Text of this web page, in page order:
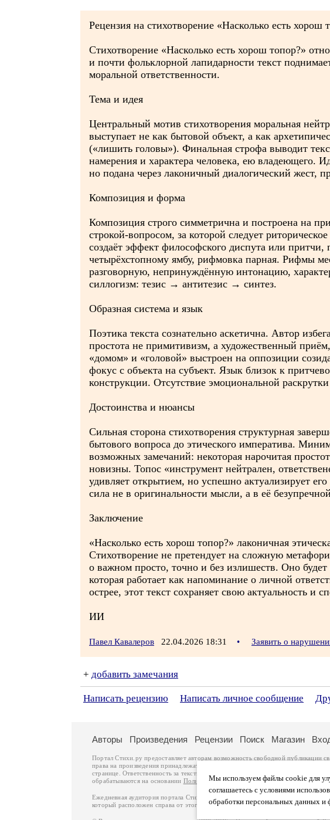
Рецензия на стихотворение «Насколько есть хорош
Стихотворение «Насколько есть хорош топор?»
и почти фольклорной лапидарности текст
моральной ответственности.
Тема и идея
Центральный мотив стихотворения моральная
выступает не как бытовой объект, а как
(«лишить головы»). Финальная строфа выводит
намерения и характера человека, ею владеющего.
но подана через лаконичный диалогический
Композиция и форма
Композиция строго симметрична и построена на
строкой-вопросом, за которой следует
создаёт эффект философского диспута или
четырёхстопному ямбу, рифмовка парная. Рифмы
разговорную, непринуждённую интонацию,
силлогизм: тезис → антитезис → синтез.
Образная система и язык
Поэтика текста сознательно аскетична. Автор
простота не примитивизм, а художественный
«домом» и «головой» выстроен на оппозиции
фокус с объекта на субъект. Язык близок к
конструкции. Отсутствие эмоциональной
Достоинства и нюансы
Сильная сторона стихотворения структурная
бытового вопроса до этического императива.
возможных замечаний: некоторая нарочитая
новизны. Топос «инструмент нейтрален,
удивляет открытием, но успешно актуализирует
сила не в оригинальности мысли, а в её
Заключение
«Насколько есть хорош топор?» лаконичная
Стихотворение не претендует на сложную
о важном просто, точно и без излишеств. Оно
которая работает как напоминание о личной
острее, этот текст сохраняет свою актуальность и
ИИ
Павел Кавалеров 22.04.2026 18:31 • Заявить о
+ добавить замечания
Написать рецензию Написать личное сообщение
Мы используем файлы cookie для
соглашаетесь с условиями
обработки персональных данных и
Авторы Произведения Рецензии Поиск Магазин
Портал Стихи.ру предоставляет авторам возможность свободной публикации
права на произведения принадлежат авторам и охраняются
.
странице. Ответственность за тексты произведений авторы несут
обрабатываются на основании Политики обработки персональных данных. Вы
Ежедневная аудитория портала Стихи.ру – порядка 200 тысяч посетителей,
который расположен справа от этого текста. В каждой графе указано по две